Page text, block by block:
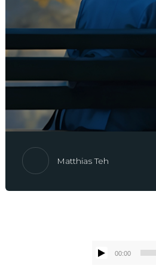
Matthias Teh
00:00